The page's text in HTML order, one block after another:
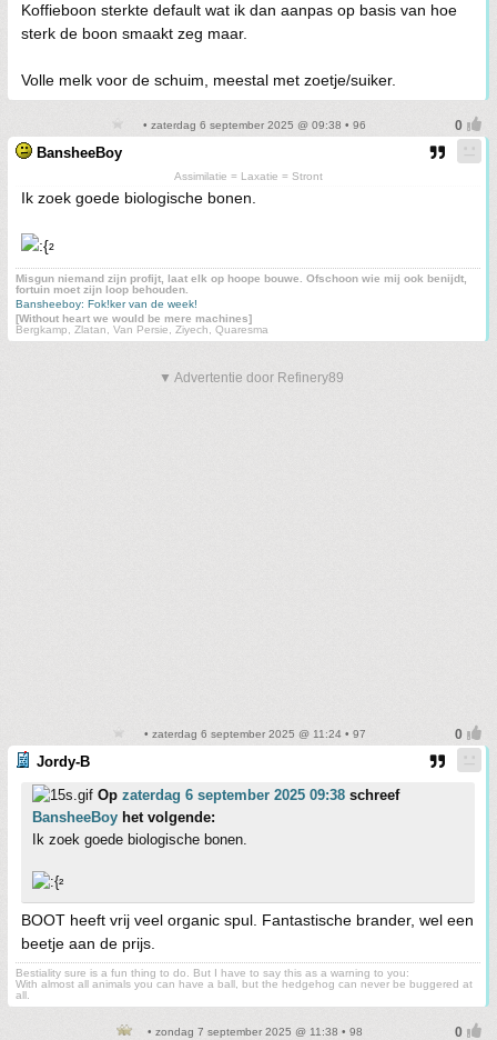
Koffieboon sterkte default wat ik dan aanpas op basis van hoe
sterk de boon smaakt zeg maar.
Volle melk voor de schuim, meestal met zoetje/suiker.
• zaterdag 6 september 2025 @ 09:38 • 96
BansheeBoy
Assimilatie = Laxatie = Stront
Ik zoek goede biologische bonen.
²
Misgun niemand zijn profijt, laat elk op hoope bouwe. Ofschoon wie mij ook benijdt,
fortuin moet zijn loop behouden.
Bansheeboy: Fok!ker van de week!
[Without heart we would be mere machines]
Bergkamp, Zlatan, Van Persie, Ziyech, Quaresma
▼ Advertentie door Refinery89
• zaterdag 6 september 2025 @ 11:24 • 97
Jordy-B
Op zaterdag 6 september 2025 09:38 schreef
BansheeBoy het volgende:
Ik zoek goede biologische bonen.
²
BOOT heeft vrij veel organic spul. Fantastische brander, wel een
beetje aan de prijs.
Bestiality sure is a fun thing to do. But I have to say this as a warning to you:
With almost all animals you can have a ball, but the hedgehog can never be buggered at
all.
• zondag 7 september 2025 @ 11:38 • 98